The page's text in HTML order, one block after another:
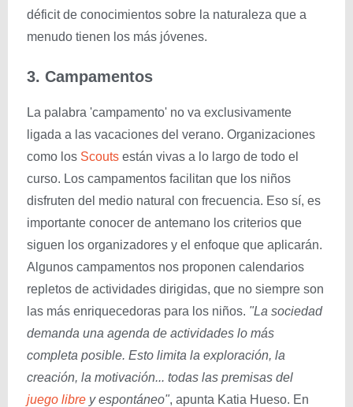
déficit de conocimientos sobre la naturaleza que a
menudo tienen los más jóvenes.
3. Campamentos
La palabra 'campamento' no va exclusivamente
ligada a las vacaciones del verano. Organizaciones
como los Scouts están vivas a lo largo de todo el
curso. Los campamentos facilitan que los niños
disfruten del medio natural con frecuencia. Eso sí, es
importante conocer de antemano los criterios que
siguen los organizadores y el enfoque que aplicarán.
Algunos campamentos nos proponen calendarios
repletos de actividades dirigidas, que no siempre son
las más enriquecedoras para los niños. "La sociedad
demanda una agenda de actividades lo más
completa posible. Esto limita la exploración, la
creación, la motivación... todas las premisas del
juego libre y espontáneo", apunta Katia Hueso. En